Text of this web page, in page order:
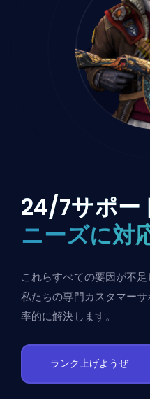
24/7サポー
ニーズに対
これらすべての要因が不
私たちの専門カスタマー
率的に解決します。
ランク上げようぜ